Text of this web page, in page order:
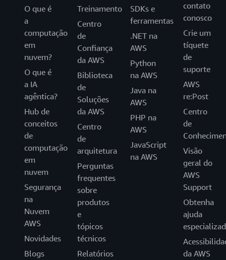
O que é
a
computação
em
nuvem?
O que é
a IA
agêntica?
Hub de
conceitos
de
computação
em
nuvem
Segurança
na
Nuvem
AWS
Novidades
Blogs
Treinamento
Centro
de
Confiança
da AWS
Biblioteca
de
Soluções
da AWS
Centro
de
arquitetura
Perguntas
frequentes
sobre
produtos
e
tópicos
técnicos
Relatórios
SDKs e
ferramentas
.NET na
AWS
Python
na AWS
Java na
AWS
PHP na
AWS
JavaScript
na AWS
contato
conosco
Crie um
tíquete
de
suporte
AWS
re:Post
Centro
de
Visão
geral do
AWS
Support
Obtenha
ajuda
da AWS